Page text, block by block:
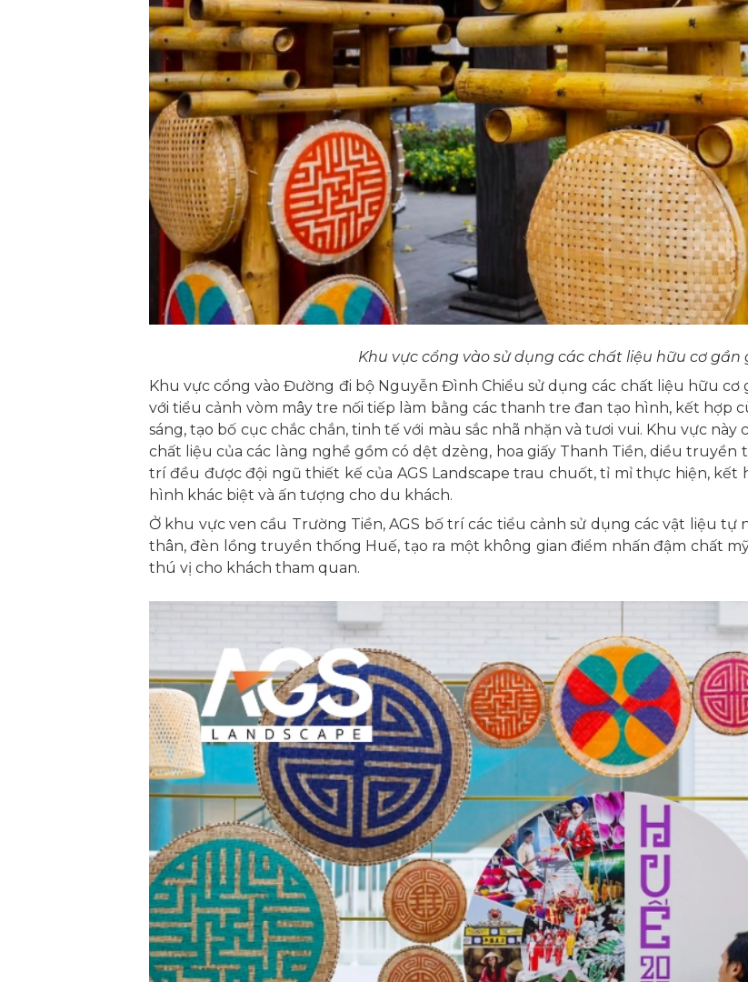
Khu vực cổng vào sử dụng các chất liệu hữu cơ gần
Khu vực cổng vào Đường đi bộ Nguyễn Đình Chiểu sử dụng các chất liệu hữu cơ
với tiểu cảnh vòm mây tre nối tiếp làm bằng các thanh tre đan tạo hình, kết hợp
sáng, tạo bố cục chắc chắn, tinh tế với màu sắc nhã nhặn và tươi vui. Khu vực
chất liệu của các làng nghề gồm có dệt dzèng, hoa giấy Thanh Tiền, diều
trí đều được đội ngũ thiết kế của AGS Landscape trau chuốt, tỉ mỉ thực hiện, kết
hình khác biệt và ấn tượng cho du khách.
Ở khu vực ven cầu Trường Tiền, AGS bố trí các tiểu cảnh sử dụng các vật liệu
thân, đèn lồng truyền thống Huế, tạo ra một không gian điểm nhấn đậm chất
thú vị cho khách tham quan.